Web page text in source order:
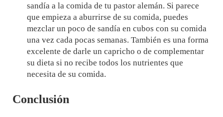
sandía a la comida de tu pastor alemán. Si parece
que empieza a aburrirse de su comida, puedes
mezclar un poco de sandía en cubos con su comida
una vez cada pocas semanas. También es una forma
excelente de darle un capricho o de complementar
su dieta si no recibe todos los nutrientes que
necesita de su comida.
Conclusión